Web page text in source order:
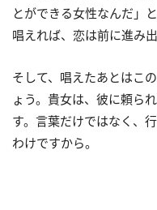
とができる女性なんだ」
唱えれば、恋は前に進み出
そして、唱えたあとはこ
ょう。貴女は、彼に頼ら
す。言葉だけではなく、
わけですから。